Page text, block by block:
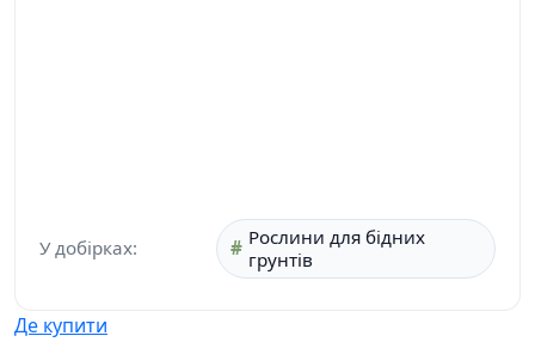
У добірках:
Рослини для бідних
грунтів
Де купити